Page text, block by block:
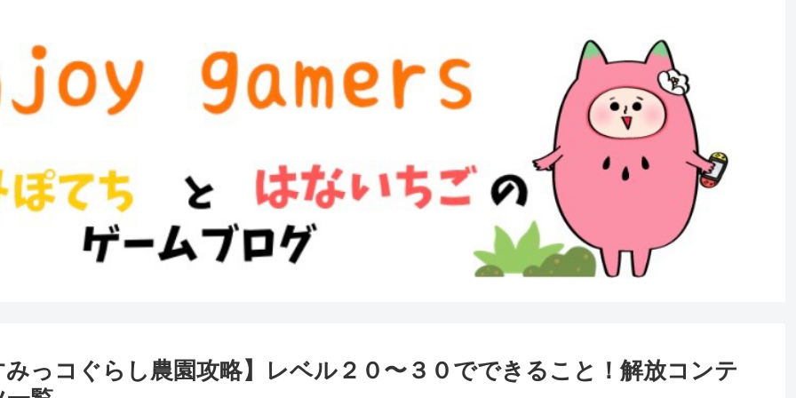
みっコぐらし農園攻略】レベル２０〜３０でできること！解放コンテ